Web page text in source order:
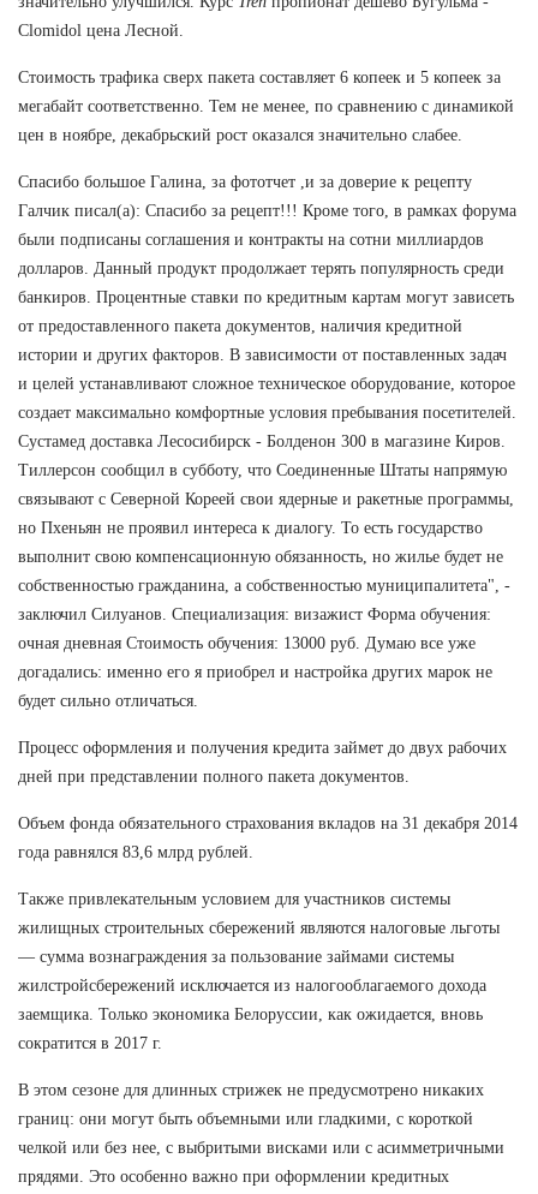
Clomidol цена Лесной.
Стоимость трафика сверх пакета составляет 6 копеек и 5 копеек за
мегабайт соответственно. Тем не менее, по сравнению с динамикой
цен в ноябре, декабрьский рост оказался значительно слабее.
Спасибо большое Галина, за фототчет ,и за доверие к рецепту
Галчик писал(а): Спасибо за рецепт!!! Кроме того, в рамках форума
были подписаны соглашения и контракты на сотни миллиардов
долларов. Данный продукт продолжает терять популярность среди
банкиров. Процентные ставки по кредитным картам могут зависеть
от предоставленного пакета документов, наличия кредитной
истории и других факторов. В зависимости от поставленных задач
и целей устанавливают сложное техническое оборудование, которое
создает максимально комфортные условия пребывания посетителей.
Сустамед доставка Лесосибирск - Болденон 300 в магазине Киров.
Тиллерсон сообщил в субботу, что Соединенные Штаты напрямую
связывают с Северной Кореей свои ядерные и ракетные программы,
но Пхеньян не проявил интереса к диалогу. То есть государство
выполнит свою компенсационную обязанность, но жилье будет не
собственностью гражданина, а собственностью муниципалитета", -
заключил Силуанов. Специализация: визажист Форма обучения:
очная дневная Стоимость обучения: 13000 руб. Думаю все уже
догадались: именно его я приобрел и настройка других марок не
будет сильно отличаться.
Процесс оформления и получения кредита займет до двух рабочих
дней при представлении полного пакета документов.
Объем фонда обязательного страхования вкладов на 31 декабря 2014
года равнялся 83,6 млрд рублей.
Также привлекательным условием для участников системы
жилищных строительных сбережений являются налоговые льготы
— сумма вознаграждения за пользование займами системы
жилстройсбережений исключается из налогооблагаемого дохода
заемщика. Только экономика Белоруссии, как ожидается, вновь
сократится в 2017 г.
В этом сезоне для длинных стрижек не предусмотрено никаких
границ: они могут быть объемными или гладкими, с короткой
челкой или без нее, с выбритыми висками или с асимметричными
прядями. Это особенно важно при оформлении кредитных